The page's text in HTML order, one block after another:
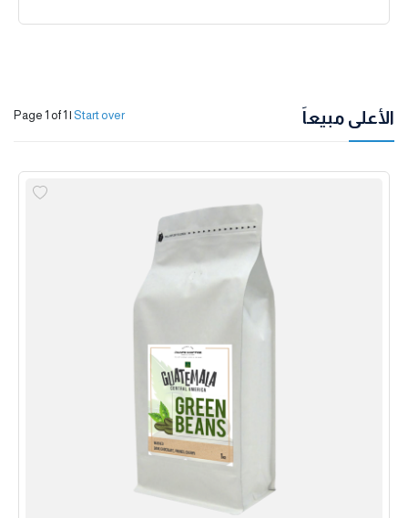
الأعلى مبيعاً Page 1 of 1 | Start over